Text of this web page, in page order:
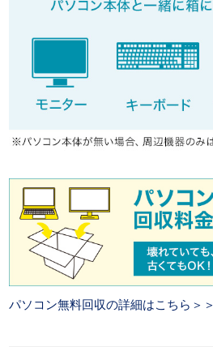
パソコン無料回収の詳細はこちら＞＞